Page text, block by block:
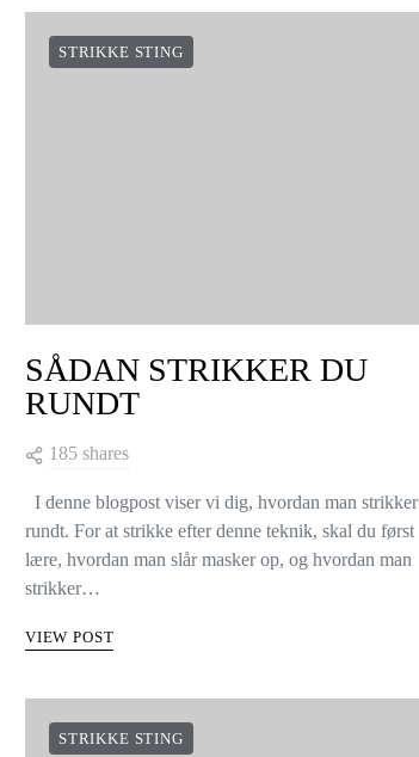
STRIKKE STING
SÅDAN STRIKKER DU
RUNDT
185 shares
I denne blogpost viser vi dig, hvordan man strikker
rundt. For at strikke efter denne teknik, skal du først
lære, hvordan man slår masker op, og hvordan man
strikker…
VIEW POST
STRIKKE STING